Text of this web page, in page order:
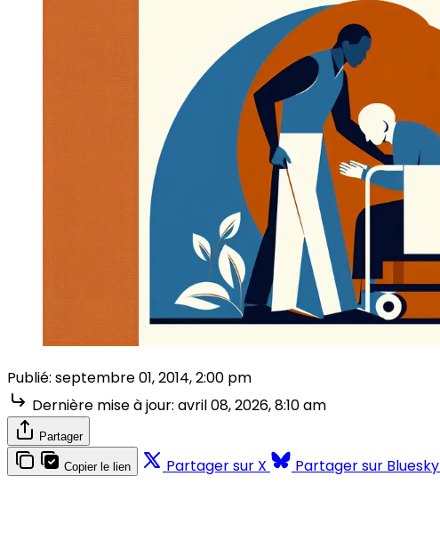
Publié: septembre 01, 2014, 2:00 pm
Dernière mise à jour: avril 08, 2026, 8:10 am
Partager
Copier le lien Partager sur X Partager sur Bluesky